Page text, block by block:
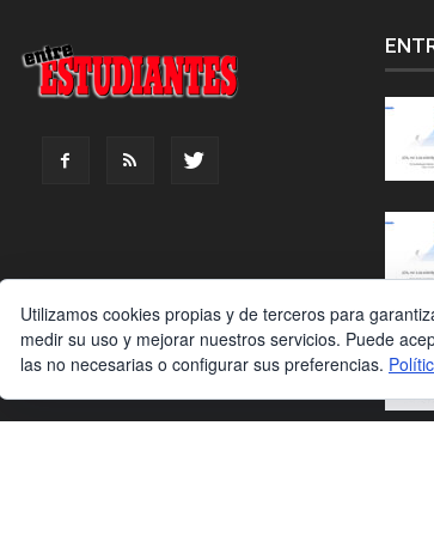
Utilizamos cookies propias y de terceros para
medir su uso y mejorar nuestros servicios. Puede
las no necesarias o configurar sus preferencias.